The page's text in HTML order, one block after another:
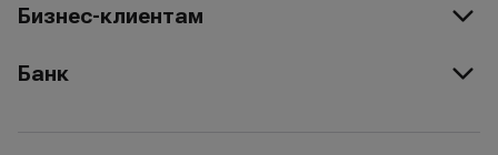
Бизнес-клиентам
Банк